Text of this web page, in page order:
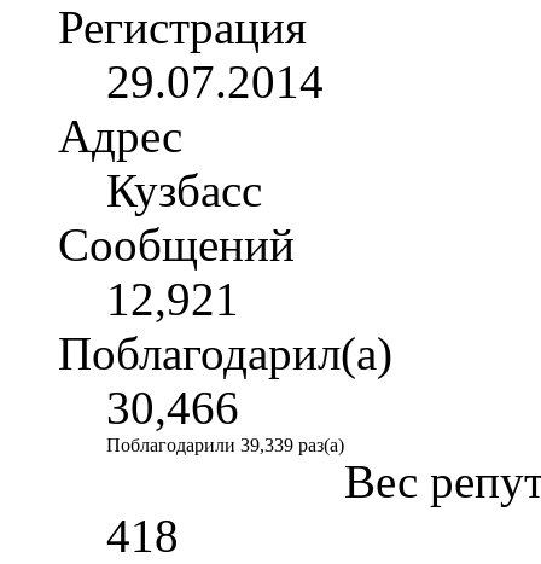
Регистрация
29.07.2014
Адрес
Кузбасс
Сообщений
12,921
Поблагодарил(а)
30,466
Поблагодарили 39,339 раз(а)
Вес
418